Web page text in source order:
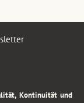
Kontinuität und